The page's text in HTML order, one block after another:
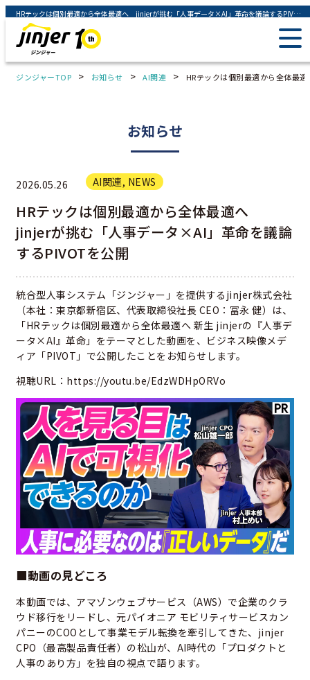
HRテックは個別最適から全体最適へ jinjerが挑む「人事データ×AI」革命を議論するPIVOTを公開 - ジンジャー（jinjer）｜統合型人事システム
ジンジャーTOP > お知らせ > AI関連 > HRテックは個別最適から全体最
お知らせ
2026.05.26 AI関連, NEWS
HRテックは個別最適から全体最適へ
jinjerが挑む「人事データ×AI」革命を議論
するPIVOTを公開
統合型人事システム「ジンジャー」を提供するjinjer株式会社
（本社：東京都新宿区、代表取締役社長 CEO：冨永 健）は、
「HRテックは個別最適から全体最適へ 新生 jinjerの『人事デ
ータ×AI』革命」をテーマとした動画を、ビジネス映像メデ
ィア「PIVOT」で公開したことをお知らせします。
視聴URL： https://youtu.be/EdzWDHpORVo
■動画の見どころ
本動画では、アマゾンウェブサービス（AWS）で企業のクラ
ウド移行をリードし、元パイオニア モビリティサービスカン
パニーのCOOとして事業モデル転換を牽引してきた、jinjer
CPO（最高製品責任者）の松山が、AI時代の「プロダクトと
人事のあり方」を独自の視点で語ります。